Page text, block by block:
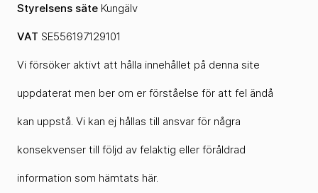
Styrelsens säte Kungälv
VAT SE556197129101
Vi försöker aktivt att hålla innehållet på denna site
uppdaterat men ber om er förståelse för att fel ändå
kan uppstå. Vi kan ej hållas till ansvar för några
konsekvenser till följd av felaktig eller föråldrad
information som hämtats här.